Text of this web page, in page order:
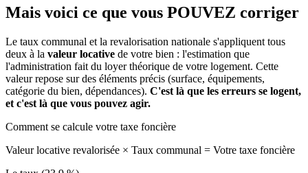
Mais voici ce que vous POUVEZ corriger
Le taux communal et la revalorisation nationale s'appliquent tous
deux à la valeur locative de votre bien : l'estimation que
l'administration fait du loyer théorique de votre logement. Cette
valeur repose sur des éléments précis (surface, équipements,
catégorie du bien, dépendances). C'est là que les erreurs se logent,
et c'est là que vous pouvez agir.
Comment se calcule votre taxe foncière
Valeur locative revalorisée × Taux communal = Votre taxe foncière